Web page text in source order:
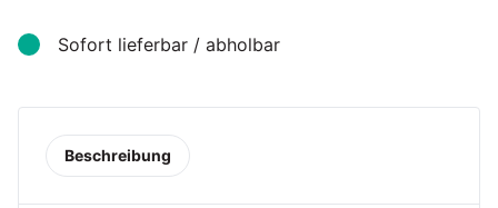
Sofort lieferbar / abholbar
Beschreibung